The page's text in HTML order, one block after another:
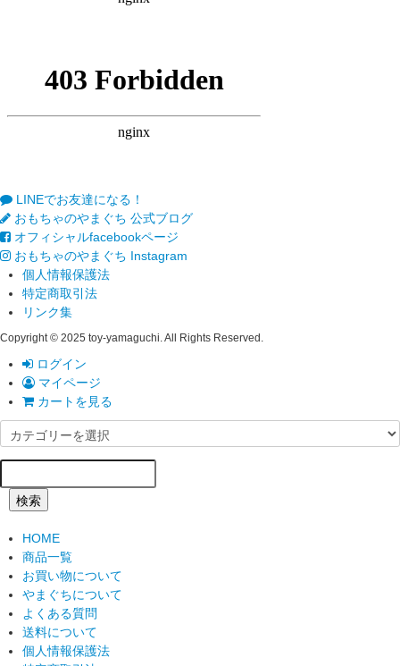
LINEでお友達になる！
おもちゃのやまぐち 公式ブログ
オフィシャルfacebookページ
おもちゃのやまぐち Instagram
個人情報保護法
特定商取引法
リンク集
Copyright © 2025 toy-yamaguchi. All Rights Reserved.
ログイン
マイページ
カートを見る
検索
HOME
商品一覧
お買い物について
やまぐちについて
よくある質問
送料について
個人情報保護法